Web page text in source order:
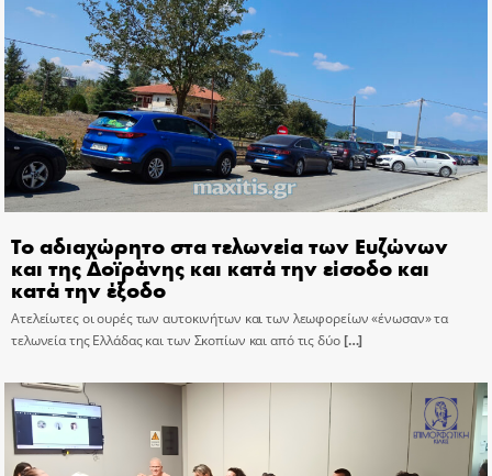
Το αδιαχώρητο στα τελωνεία των Ευζώνων
και της Δοϊράνης και κατά την είσοδο και
κατά την έξοδο
Ατελείωτες οι ουρές των αυτοκινήτων και των λεωφορείων «ένωσαν» τα
τελωνεία της Ελλάδας και των Σκοπίων και από τις δύο[…]